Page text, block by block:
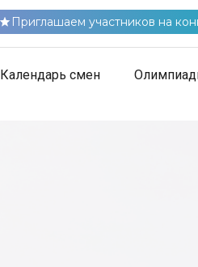
Приглашаем участников на
Календарь смен